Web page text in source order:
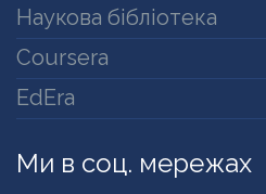
Наукова бібліотека
Coursera
EdEra
Ми в соц. мережах